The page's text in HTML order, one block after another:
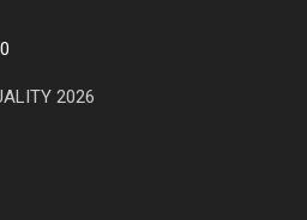
2026